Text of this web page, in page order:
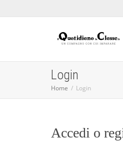
Login
Home Login
Accedi o